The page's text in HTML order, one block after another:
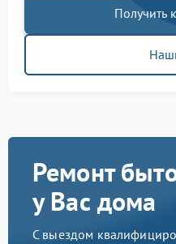
Получить
Ремонт
у Вас дома
С выездом